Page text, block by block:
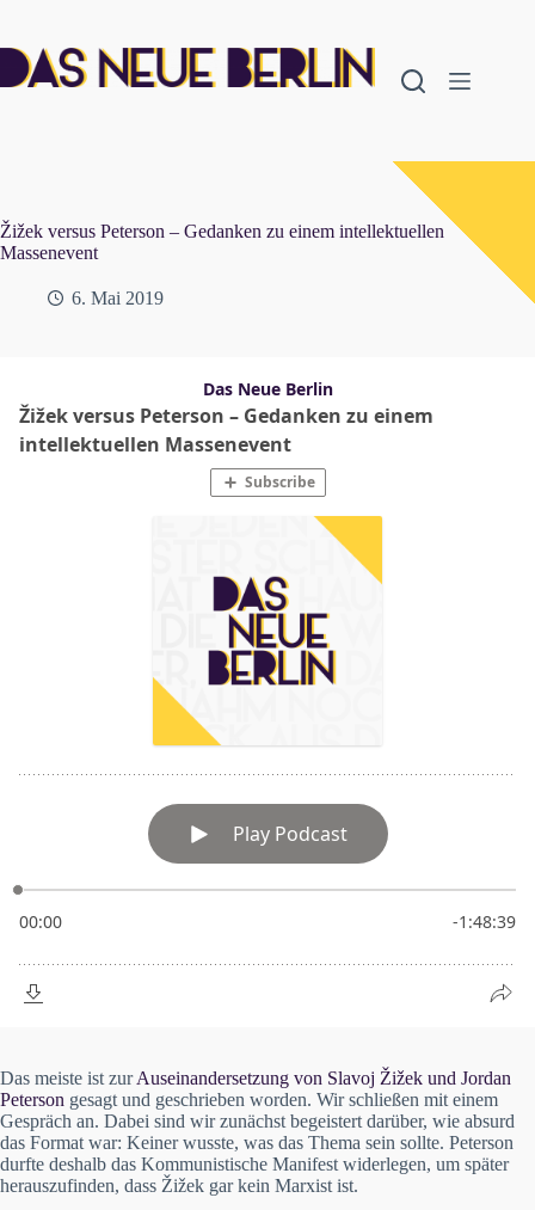
springen
Žižek versus Peterson – Gedanken zu einem intellektuellen
Massenevent
6. Mai 2019
Das meiste ist zurAuseinandersetzung von Slavoj Žižek und Jordan
Peterson gesagt und geschrieben worden. Wir schließen mit einem
Gespräch an. Dabei sind wir zunächst begeistert darüber, wie absurd
das Format war: Keiner wusste, was das Thema sein sollte. Peterson
durfte deshalb das Kommunistische Manifest widerlegen, um später
herauszufinden, dass Žižek gar kein Marxist ist.